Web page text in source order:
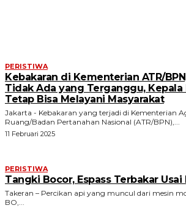
PERISTIWA
Kebakaran di Kementerian ATR/
Tidak Ada yang Terganggu, Kepala
Tetap Bisa Melayani Masyarakat
Jakarta - Kebakaran yang terjadi di Kementerian
Ruang/Badan Pertanahan Nasional (ATR/BPN),...
11 Februari 2025
PERISTIWA
Tangki Bocor, Espass Terbakar
Takeran – Percikan api yang muncul dari mesin
BO,...